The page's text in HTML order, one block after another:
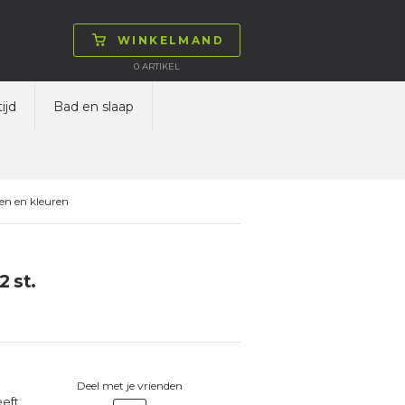
WINKELMAND
0 ARTIKEL
Bad en slaap
en kleuren
st.
Deel met je vrienden